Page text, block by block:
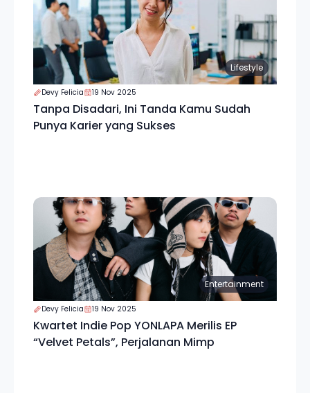
Lifestyle
Devy Felicia 19 Nov 2025
Tanpa Disadari, Ini Tanda Kamu Sudah
Punya Karier yang Sukses
Entertainment
Devy Felicia 19 Nov 2025
Kwartet Indie Pop YONLAPA Merilis EP
“Velvet Petals”, Perjalanan Mimp